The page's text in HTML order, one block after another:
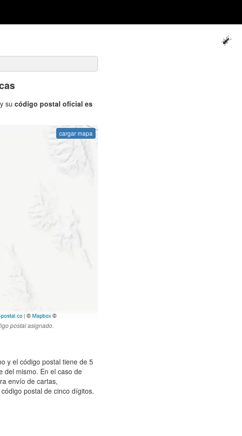
y su código postal oficial es
cargar mapa
postal asignado.
y el código postal tiene de 5
del mismo. En el caso de
envío de cartas,
postal de cinco dígitos.